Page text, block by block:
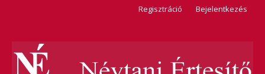
Regisztráció Bejelentkezés